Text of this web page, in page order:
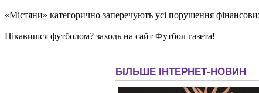
«Містяни» категорично заперечують усі порушення
Цікавишся футболом? заходь на сайт Футбол газета!